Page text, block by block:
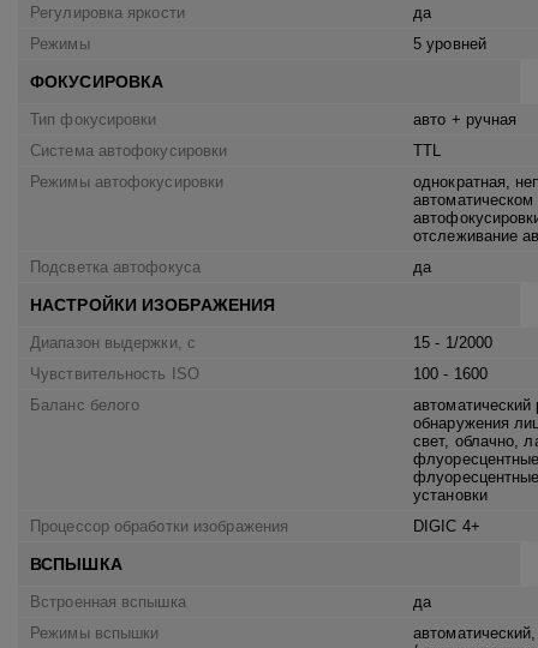
Регулировка яркости
да
Режимы
5 уровней
ФОКУСИРОВКА
Тип фокусировки
авто + ручная
Система автофокусировки
TTL
Режимы автофокусировки
однократная,
отслеживание
Подсветка автофокуса
да
НАСТРОЙКИ ИЗОБРАЖЕНИЯ
Диапазон выдержки, с
15 - 1/2000
Чувствительность ISO
100 - 1600
Баланс белого
обнаружения
свет, облачно,
установки
Процессор обработки изображения
DIGIC 4+
ВСПЫШКА
Встроенная вспышка
да
Режимы вспышки